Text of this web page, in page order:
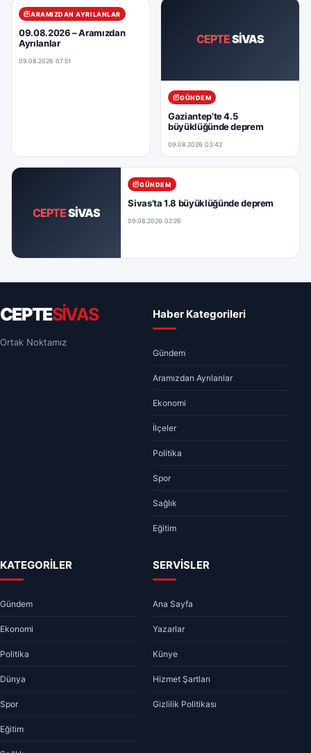
ARAMIZDAN AYRILANLAR
09.08.2026 – Aramızdan
Ayrılanlar
09.08.2026 07:51
CEPTESİVAS
GÜNDEM
Gaziantep’te 4.5
büyüklüğünde deprem
09.08.2026 03:42
CEPTESİVAS
GÜNDEM
Sivas’ta 1.8 büyüklüğünde deprem
09.08.2026 02:26
CEPTESİVAS
Ortak Noktamız
Haber Kategorileri
Gündem
Aramızdan Ayrılanlar
Ekonomi
İlçeler
Politika
Spor
Sağlık
Eğitim
KATEGORİLER
Gündem
Ekonomi
Politika
Dünya
Spor
Eğitim
SERVİSLER
Ana Sayfa
Yazarlar
Künye
Hizmet Şartları
Gizlilik Politikası